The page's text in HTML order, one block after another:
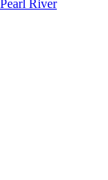
River